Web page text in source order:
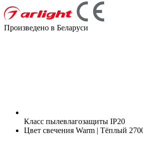
Произведено в Беларуси
Класс пылевлагозащиты IP20
Цвет свечения Warm | Тёплый